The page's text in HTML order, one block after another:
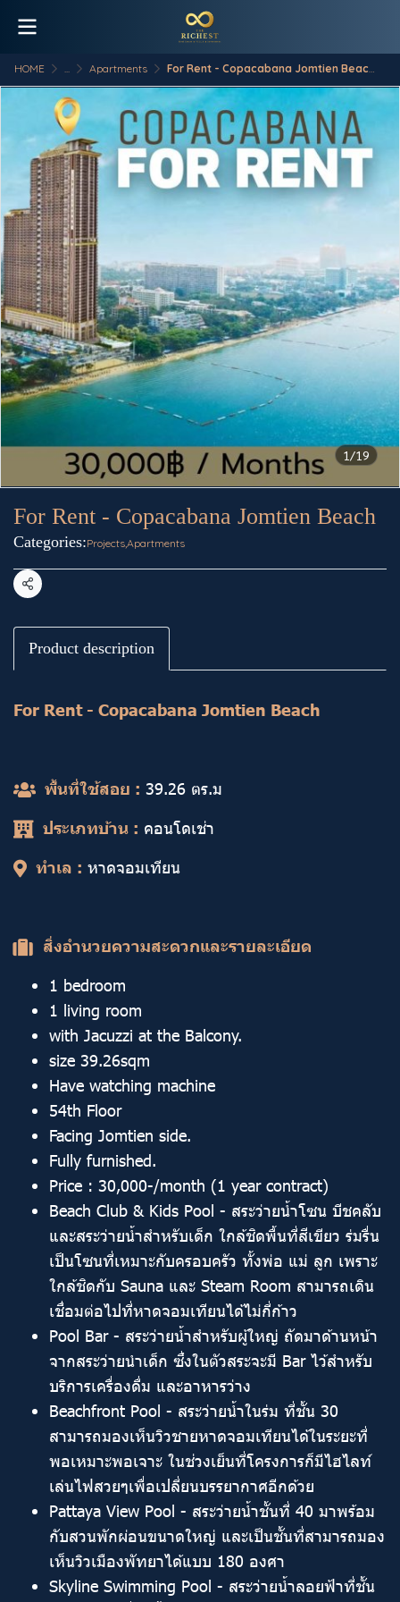
HOME ... Apartments For Rent - Copacabana Jomtien Beach ️
1/19
For Rent - Copacabana Jomtien Beach ️
Categories:Projects,Apartments
Share
Product description
For Rent - Copacabana Jomtien Beach ️
พื้นที่ใช้สอย : 39.26 ตร.ม
ประเภทบ้าน : คอนโดเช่า
ทำเล : หาดจอมเทียน
สิ่งอำนวยความสะดวกและรายละเอียด
1 bedroom
1 living room
with Jacuzzi at the Balcony.
size 39.26sqm
Have watching machine
54th Floor
Facing Jomtien side.
Fully furnished.
Price : 30,000-/month (1 year contract)
Beach Club & Kids Pool - สระว่ายน้ำโซน บีชคลับ
และสระว่ายน้ำสำหรับเด็ก ใกล้ชิดพื้นที่สีเขียว ร่มรื่น
เป็นโซนที่เหมาะกับครอบครัว ทั้งพ่อ แม่ ลูก เพราะ
ใกล้ชิดกับ Sauna และ Steam Room สามารถเดิน
เชื่อมต่อไปที่หาดจอมเทียนได้ไม่กี่ก้าว
Pool Bar - สระว่ายน้ำสำหรับผู้ใหญ่ ถัดมาด้านหน้า
จากสระว่ายนำเด็ก ซึ่งในตัวสระจะมี Bar ไว้สำหรับ
บริการเครื่องดื่ม และอาหารว่าง
Beachfront Pool - สระว่ายน้ำในร่ม ที่ชั้น 30
สามารถมองเห็นวิวชายหาดจอมเทียนได้ในระยะที่
พอเหมาะพอเจาะ ในช่วงเย็นที่โครงการก็มีไฮไลท์
เล่นไฟสวยๆเพื่อเปลี่ยนบรรยากาศอีกด้วย
Pattaya View Pool - สระว่ายน้ำชั้นที่ 40 มาพร้อม
กับสวนพักผ่อนขนาดใหญ่ และเป็นชั้นที่สามารถมอง
เห็นวิวเมืองพัทยาได้แบบ 180 องศา
Skyline Swimming Pool - สระว่ายน้ำลอยฟ้าที่ชั้น